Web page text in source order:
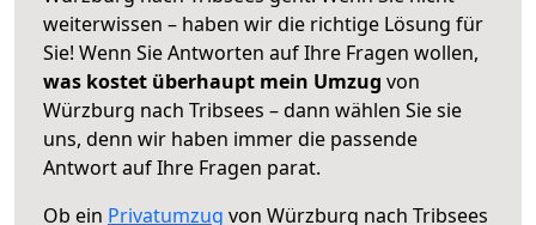
weiterwissen – haben wir die richtige Lösung für
Sie! Wenn Sie Antworten auf Ihre Fragen wollen,
was kostet überhaupt mein Umzug von
Würzburg nach Tribsees – dann wählen Sie sie
uns, denn wir haben immer die passende
Antwort auf Ihre Fragen parat.
Ob ein Privatumzug von Würzburg nach Tribsees